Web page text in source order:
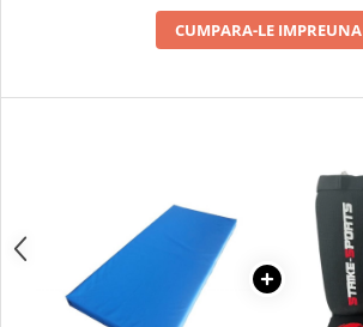
Proteine & Aminoacizi
Suplimente pt Masa Musculara
Ardere/Slabire
Medicina Sportiva/Recuperare
CUMPARA-LE IMPREUNA